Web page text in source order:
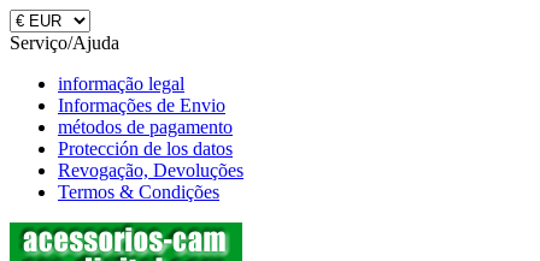
Serviço/Ajuda
informação legal
Informações de Envio
métodos de pagamento
Protección de los datos
Revogação, Devoluções
Termos & Condições